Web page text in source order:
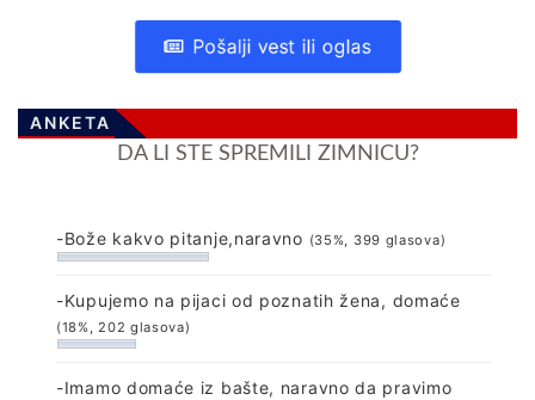
Pošalji vest ili oglas
ANKETA
DA LI STE SPREMILI ZIMNICU?
-Bože kakvo pitanje,naravno (35%, 399 glasova)
-Kupujemo na pijaci od poznatih žena, domaće
(18%, 202 glasova)
-Imamo domaće iz bašte, naravno da pravimo